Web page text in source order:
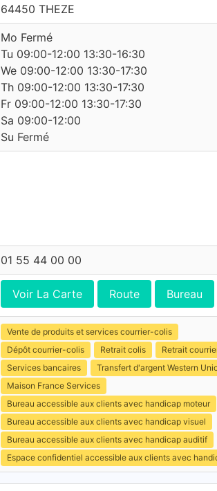
64450 THEZE
Mo Fermé
Tu 09:00-12:00 13:30-16:30
We 09:00-12:00 13:30-17:30
Th 09:00-12:00 13:30-17:30
Fr 09:00-12:00 13:30-17:30
Sa 09:00-12:00
Su Fermé
01 55 44 00 00
Voir La Carte Route Bureau
Vente de produits et services courrier-colis
Dépôt courrier-colis
Retrait colis
Retrait
Services bancaires
Transfert d'argent Western
Maison France Services
Bureau accessible aux clients avec handicap moteur
Bureau accessible aux clients avec handicap visuel
Bureau accessible aux clients avec handicap auditif
Espace confidentiel accessible aux clients avec